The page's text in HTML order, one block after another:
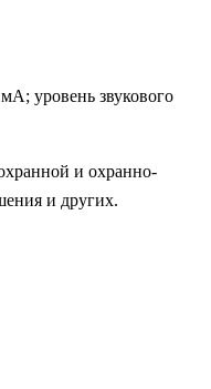
уровень звукового
и охранно-
и других.